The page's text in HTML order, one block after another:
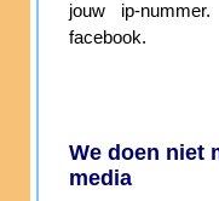
jouw ip-
facebook.
We doen niet
media